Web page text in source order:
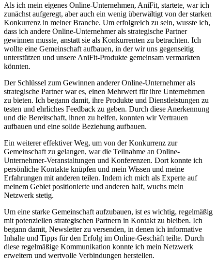
Als ich⁣ mein eigenes Online-Unternehmen,⁢ AniFit, startete, war ich
zunächst​ aufgeregt, aber auch ein wenig überwältigt von der starken
Konkurrenz in meiner ⁤Branche.⁢ Um erfolgreich zu sein, wusste ich,
dass ich andere Online-Unternehmer als strategische Partner
gewinnen musste, ⁤anstatt sie als​ Konkurrenten zu ‍betrachten. Ich
wollte eine Gemeinschaft aufbauen, in⁣ der wir⁢ uns gegenseitig
unterstützen‍ und unsere AniFit-Produkte gemeinsam vermarkten
könnten.
Der ⁣Schlüssel zum Gewinnen anderer Online-Unternehmer als
strategische Partner war es, einen‌ Mehrwert für ihre Unternehmen
zu bieten.​ Ich​ begann damit,⁤ ihre Produkte und Dienstleistungen⁢ zu
testen und ehrliches ⁣Feedback zu geben. Durch‍ diese Anerkennung
und die Bereitschaft, ihnen zu helfen, konnten wir Vertrauen
aufbauen und ⁣eine solide Beziehung aufbauen.
Ein weiterer effektiver Weg, um von der Konkurrenz zur
Gemeinschaft zu gelangen, war die Teilnahme an Online-
Unternehmer-Veranstaltungen und ​Konferenzen.⁢ Dort konnte ich
persönliche ‌Kontakte knüpfen und mein Wissen‍ und meine
Erfahrungen mit anderen teilen.⁣ Indem ich‍ mich als Experte auf
meinem Gebiet positionierte und anderen‌ half,⁢ wuchs mein
Netzwerk ‌stetig.
Um eine⁣ starke Gemeinschaft aufzubauen, ist es wichtig, regelmäßig‌
mit⁤ potenziellen strategischen ‍Partnern in Kontakt zu bleiben.‌ Ich‌
begann ⁤damit, Newsletter zu versenden, in ‍denen ich informative
Inhalte und Tipps für den Erfolg im ‍Online-Geschäft teilte. Durch
diese ⁣regelmäßige Kommunikation ‍konnte ich mein Netzwerk
⁤erweitern‌ und wertvolle Verbindungen herstellen.